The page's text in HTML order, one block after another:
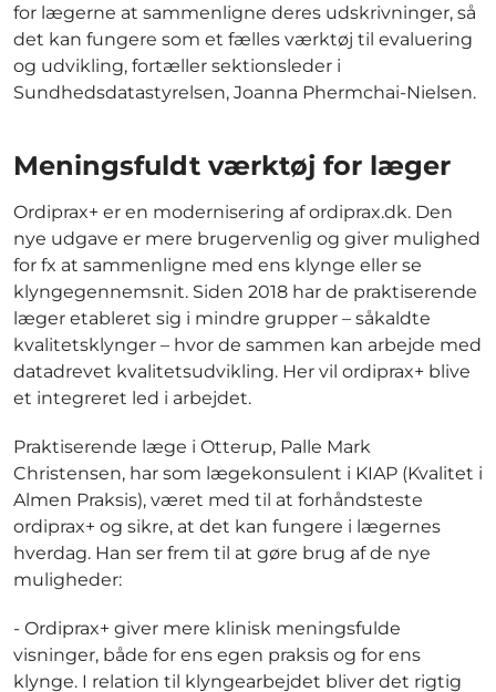
for lægerne at sammenligne deres udskrivninger, så
det kan fungere som et fælles værktøj til evaluering
og udvikling, fortæller sektionsleder i
Sundhedsdatastyrelsen, Joanna Phermchai-Nielsen.
Meningsfuldt værktøj for læger
Ordiprax+ er en modernisering af ordiprax.dk. Den
nye udgave er mere brugervenlig og giver mulighed
for fx at sammenligne med ens klynge eller se
klyngegennemsnit. Siden 2018 har de praktiserende
læger etableret sig i mindre grupper – såkaldte
kvalitetsklynger – hvor de sammen kan arbejde med
datadrevet kvalitetsudvikling. Her vil ordiprax+ blive
et integreret led i arbejdet.
Praktiserende læge i Otterup, Palle Mark
Christensen, har som lægekonsulent i KIAP (Kvalitet i
Almen Praksis), været med til at forhåndsteste
ordiprax+ og sikre, at det kan fungere i lægernes
hverdag. Han ser frem til at gøre brug af de nye
muligheder:
- Ordiprax+ giver mere klinisk meningsfulde
visninger, både for ens egen praksis og for ens
klynge. I relation til klyngearbejdet bliver det rigtig